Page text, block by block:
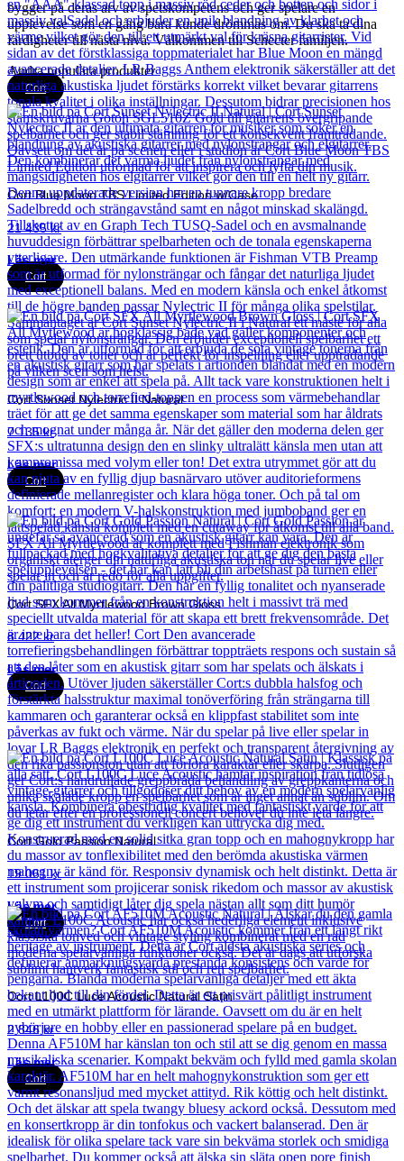
bygger på deras arv av spetskompetens och ger spelare en
upplevelse som en gång bara kunde drömmas om. Du ska ta dina
färdigheter till nästa nivå. Välkommen till Schecter familjen.
Andra populära produkter
Cort
Cort Blue Moon TBS Limited Edition w/Case
21 435kr
Läs mer
Cort
Cort Sunset Nylectric II Natural
7 135kr
Läs mer
Cort
Cort SFX All Myrtlewood Brown Gloss
8 422kr
Läs mer
Cort
Cort Gold Passion Natural
19 061kr
Läs mer
Cort
Cort L100C Luce Acoustic Natural Satin
2 846kr
Läs mer
Cort